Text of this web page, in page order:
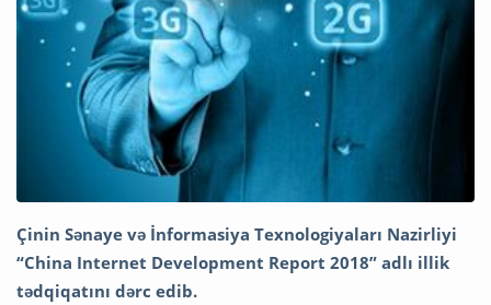
Çinin Sənaye və İnformasiya Texnologiyaları Nazirliyi
“China Internet Development Report 2018” adlı illik
tədqiqatını dərc edib.